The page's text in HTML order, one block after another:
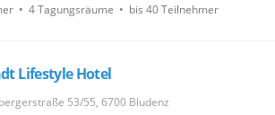
• 4 Tagungsräume • bis 40 Teilnehmer
Lifestyle Hotel
53/55, 6700 Bludenz